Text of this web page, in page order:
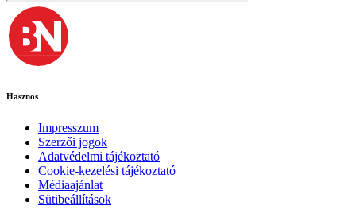
Hasznos
Impresszum
Szerzői jogok
Adatvédelmi tájékoztató
Cookie-kezelési tájékoztató
Médiaajánlat
Sütibeállítások